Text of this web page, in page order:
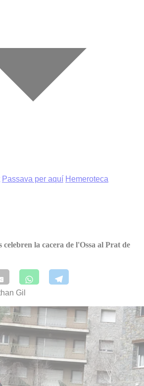
Passava per aquí Hemeroteca
celebren la cacera de l'Ossa al Prat de
Gil